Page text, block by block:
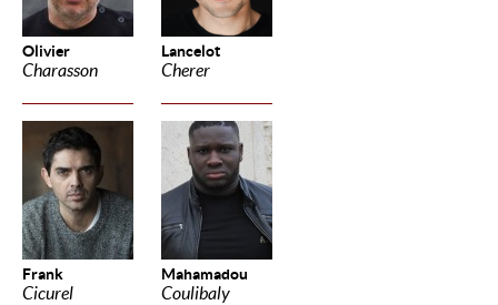
Olivier
Charasson
Lancelot
Cherer
Frank
Cicurel
Mahamadou
Coulibaly